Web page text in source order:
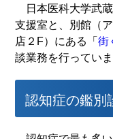
日本医科大学武
支援室と、別館（
店２F）にある「街
談業務を行っていま
認知症の鑑別